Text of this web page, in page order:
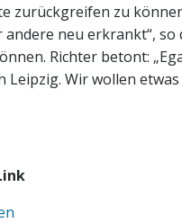
zurückgreifen zu
neu erkrankt“,
Richter betont:
Wir wollen